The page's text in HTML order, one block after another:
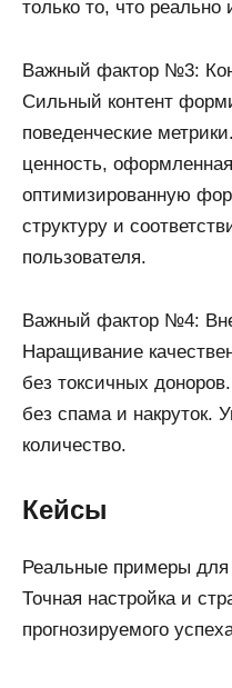
только то, что
Важный фактор №3:
Сильный контент
поведенческие
ценность,
оптимизированную
структуру и
пользователя.
Важный фактор №4:
Наращивание
без токсичных
без спама и накруток.
количество.
Кейсы
Реальные примеры
Точная настройка и
прогнозируемого